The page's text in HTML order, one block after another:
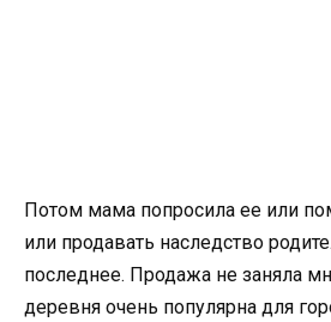
Потом мама попросила ее или
или продавать наследство
последнее. Продажа не заняла
деревня очень популярна для